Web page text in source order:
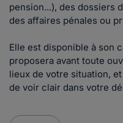
pension...), des dossiers
des affaires pénales ou
Elle est disponible à son
proposera avant toute
lieux de votre situation,
de voir clair dans votre